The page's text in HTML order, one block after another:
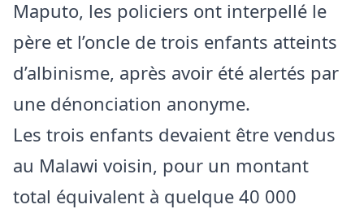
Maputo, les policiers ont interpellé le
père et l’oncle de trois enfants atteints
d’albinisme, après avoir été alertés par
une dénonciation anonyme.
Les trois enfants devaient être vendus
au Malawi voisin, pour un montant
total équivalent à quelque 40 000